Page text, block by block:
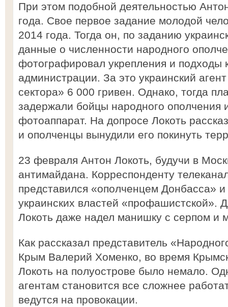
При этом подобной деятельностью
года. Свое первое задание молодой
2014 года. Тогда он, по заданию
данные о численности народного
фотографировал укрепления и подходы
администрации. За это украинский
сектора» 6 000 гривен. Однако, тогда
задержали бойцы народного ополчения
фотоаппарат. На допросе Локоть
и ополченцы вынудили его покинуть
23 февраля Антон Локоть, будучи в
антимайдана. Корреспонденту
представился «ополченцем Донбасса»
украинских властей «профашистской».
Локоть даже надел манишку с серпом и
Как рассказал представитель
Крым Валерий Хоменко, во время
Локоть на полуострове было немало.
агентам становится все сложнее
ведутся на провокации.